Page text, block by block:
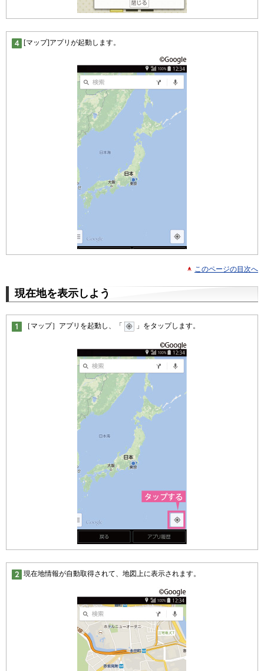
[マップ]アプリが起動します。
このページの目次へ
現在地を表示しよう
［マップ］アプリを起動し、「 」をタップします。
現在地情報が自動取得されて、地図上に表示されます。